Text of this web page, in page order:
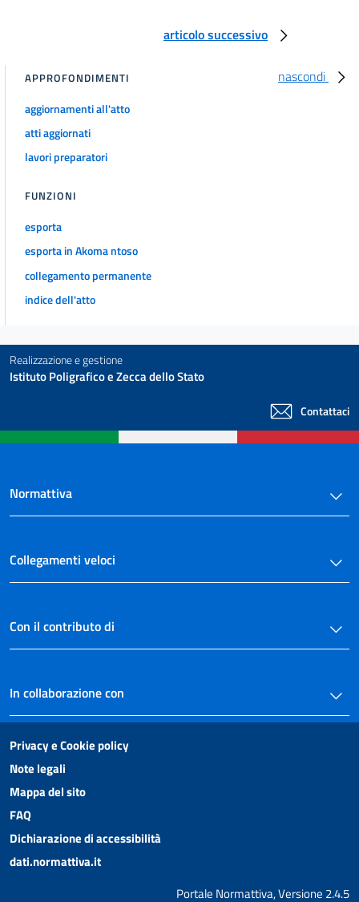
articolo successivo
nascondi
APPROFONDIMENTI
aggiornamenti all'atto
atti aggiornati
lavori preparatori
FUNZIONI
esporta
esporta in Akoma ntoso
collegamento permanente
indice dell'atto
Realizzazione e gestione
Istituto Poligrafico e Zecca dello Stato
Contattaci
Normattiva
Collegamenti veloci
Con il contributo di
In collaborazione con
Privacy e Cookie policy
Note legali
Mappa del sito
FAQ
Dichiarazione di accessibilità
dati.normattiva.it
Portale Normattiva, Versione 2.4.5